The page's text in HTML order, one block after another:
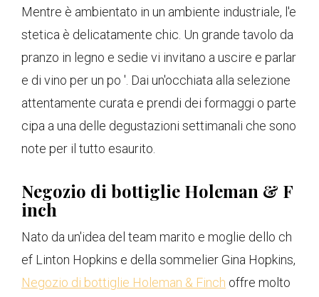
Mentre è ambientato in un ambiente industriale, l'e
stetica è delicatamente chic. Un grande tavolo da
pranzo in legno e sedie vi invitano a uscire e parlar
e di vino per un po '. Dai un'occhiata alla selezione
attentamente curata e prendi dei formaggi o parte
cipa a una delle degustazioni settimanali che sono
note per il tutto esaurito.
Negozio di bottiglie Holeman & F
inch
Nato da un'idea del team marito e moglie dello ch
ef Linton Hopkins e della sommelier Gina Hopkins,
Negozio di bottiglie Holeman & Finch offre molto